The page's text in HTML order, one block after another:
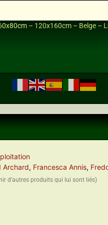
– 120x160cm – Belge –
Archard, Francesca Annis,
d’autres produits qui lui sont liés)